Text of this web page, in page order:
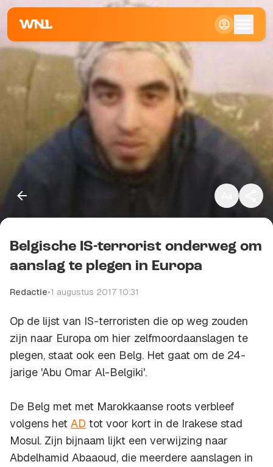
Kopieer link
Belgische IS-terrorist onderweg om
aanslag te plegen in Europa
Redactie•1 augustus 2017 10:31
Op de lijst van IS-terroristen die op weg zouden
zijn naar Europa om hier zelfmoordaanslagen te
plegen, staat ook een Belg. Het gaat om de 24-
jarige 'Abu Omar Al-Belgiki'.
De Belg met met Marokkaanse roots verbleef
volgens het AD tot voor kort in de Irakese stad
Mosul. Zijn bijnaam lijkt een verwijzing naar
Abdelhamid Abaaoud, die meerdere aanslagen in